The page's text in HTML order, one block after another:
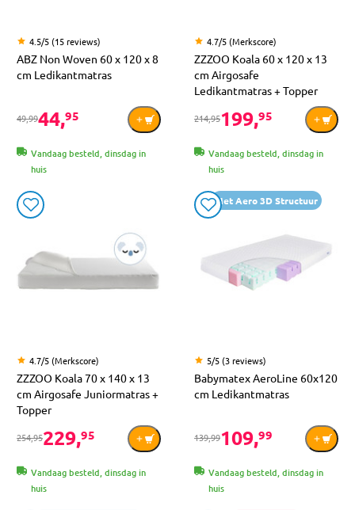
4.5/5 (15 reviews)
ABZ Non Woven 60 x 120 x 8
cm Ledikantmatras
49,9944,95
Vandaag besteld, dinsdag in
huis
4.7/5 (Merkscore)
ZZZOO Koala 60 x 120 x 13
cm Airgosafe
Ledikantmatras + Topper
214,95199,95
Vandaag besteld, dinsdag in
huis
4.7/5 (Merkscore)
ZZZOO Koala 70 x 140 x 13
cm Airgosafe Juniormatras +
Topper
254,95229,95
Vandaag besteld, dinsdag in
huis
Met Aero 3D Structuur
5/5 (3 reviews)
Babymatex AeroLine 60x120
cm Ledikantmatras
139,99109,99
Vandaag besteld, dinsdag in
huis